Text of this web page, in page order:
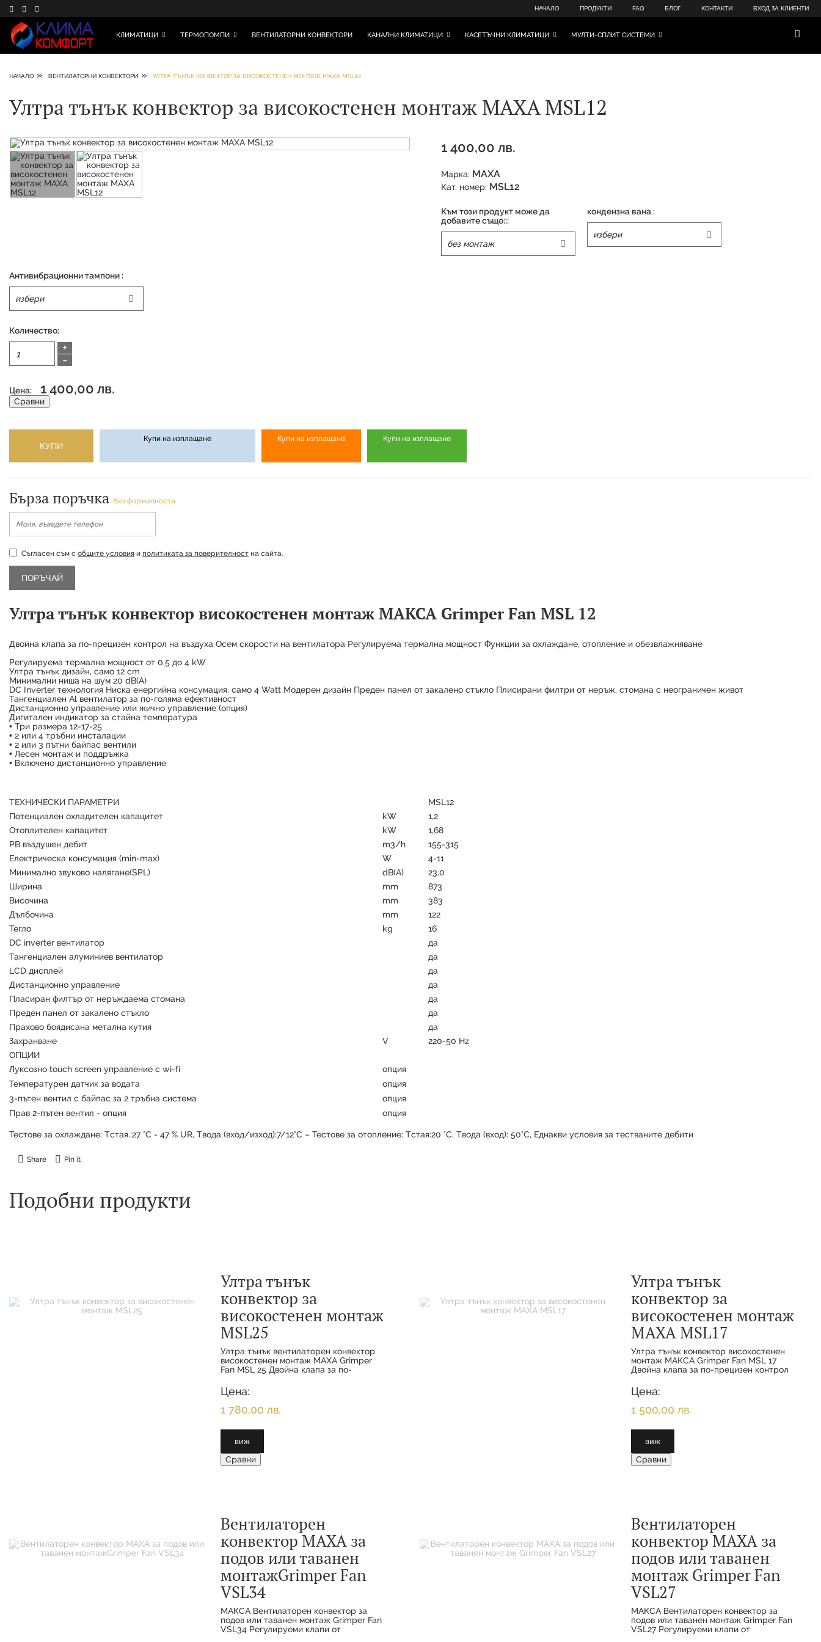
НАЧАЛО ПРОДУКТИ FAQ БЛОГ КОНТАКТИ ВХОД ЗА КЛИЕНТИ
КЛИМАТИЦИ ТЕРМОПОМПИ ВЕНТИЛАТОРНИ КОНВЕКТОРИ КАНАЛНИ КЛИМАТИЦИ КАСЕТЪЧНИ КЛИМАТИЦИ МУЛТИ-СПЛИТ СИСТЕМИ
НАЧАЛО » ВЕНТИЛАТОРНИ КОНВЕКТОРИ » УЛТРА ТЪНЪК КОНВЕКТОР ЗА ВИСОКОСТЕНЕН МОНТАЖ MAXA MSL12
Ултра тънък конвектор за високостенен монтаж MAXA MSL12
1 400,00 лв.
Марка: MAXA
Кат. номер: MSL12
Към този продукт може да
добавите също:::
кондензна вана :
Антивибрационни тампони :
Количество:
+
-
Цена: 1 400,00 лв.
Сравни
КУПИ
Купи на изплащане Купи на изплащане Купи на изплащане
Бърза поръчка Без формалности
Съгласен съм с общите условия и политиката за поверителност на сайта.
Ултра тънък конвектор високостенен монтаж МАКСА Grimper Fan MSL 12
Двойна клапа за по-прецизен контрол на въздуха Осем скорости на вентилатора Регулируема термална мощност Функции за охлаждане, отопление и обезвлажняване
Регулируема термална мощност от 0.5 до 4 kW
Ултра тънък дизайн, само 12 cm
Минимални ниша на шум 20 dB(A)
DC Inverter технология Ниска енергийна консумация, само 4 Watt Модерен дизайн Преден панел от закалено стъкло Плисирани филтри от неръж. стомана с неограничен живот
Тангенциален Al вентилатор за по-голяма ефективност
Дистанционно управление или жично управление (опция)
Дигитален индикатор за стайна температура
• Три размера 12-17-25
• 2 или 4 тръбни инсталации
• 2 или 3 пътни байпас вентили
• Лесен монтаж и поддръжка
• Включено дистанционно управление
ТЕХНИЧЕСКИ ПАРАМЕТРИ
MSL12
Потенциален охладителен капацитет
kW
1,2
Отоплителен капацитет
kW
1,68
PB въздушен дебит
m3/h
155-315
Електрическа консумация (min-max)
W
4-11
Минимално звуково налягане(SPL)
dB(A)
23.0
Ширина
mm
873
Височина
mm
383
Дълбочина
mm
122
Тегло
kg
16
DC inverter вентилатор
да
Тангенциален алуминиев вентилатор
да
LCD дисплей
да
Дистанционно управление
да
Пласиран филтър от неръждаема стомана
да
Преден панел от закалено стъкло
да
Прахово боядисана метална кутия
да
Захранване
V
220-50 Hz
ОПЦИИ
Луксозно touch screen управление с wi-fi
опция
Температурен датчик за водата
опция
3-пътен вентил с байпас за 2 тръбна система
опция
Прав 2-пътен вентил - опция
опция
Тестове за охлаждане: Tстая.:27 °C - 47 % UR, Tвода (вход/изход):7/12°C – Тестове за отопление: Tстая:20 °C, Tвода (вход): 50°C, Еднакви условия за тестваните дебити
Share Pin it
Подобни продукти
Ултра тънък
конвектор за
високостенен монтаж
MSL25
Ултра тънък вентилаторен конвектор
високостенен монтаж MAXA Grimper
Fan MSL 25 Двойна клапа за по-
скорости на вентилатора Регулируема
термална мощност Функции за охла
Цена:
1 780,00 лв.
виж
Сравни
Ултра тънък
конвектор за
високостенен монтаж
MAXA MSL17
Ултра тънък конвектор високостенен
монтаж МАКСА Grimper Fan MSL 17
Двойна клапа за по-прецизен контрол
вентилатораРегулируема термална
мощност Функции за охлаждане, ото
Цена:
1 500,00 лв.
виж
Сравни
Вентилаторен
конвектор MAXA за
подов или таванен
монтажGrimper Fan
VSL34
МАКСА Вентилаторен конвектор за
подов или таванен монтаж Grimper Fan
VSL34 Регулируеми клапи от
Вентилаторен
конвектор MAXA за
подов или таванен
монтаж Grimper Fan
VSL27
МАКСА Вентилаторен конвектор за
подов или таванен монтаж Grimper Fan
VSL27 Регулируеми клапи от